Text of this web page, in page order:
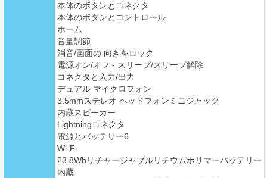
本体のボタンとコネクタ
本体のボタンとコントロール
ホーム
音量調節
消音/画面の 向きをロック
電源オン/オフ - スリープ/スリープ解除
コネクタと入力/出力
デュアル マイクロフォン
3.5mmステレオ ヘッドフォンミニジャック
内蔵スピーカー
Lightningコネクタ
電源とバッテリー6
Wi-Fi
23.8Whリチャージャブルリチウムポリマーバッテリー
内蔵